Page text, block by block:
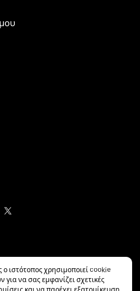
ο ιστότοπος χρησιμοποιεί cookie
για να σας εμφανίζει σχετικές